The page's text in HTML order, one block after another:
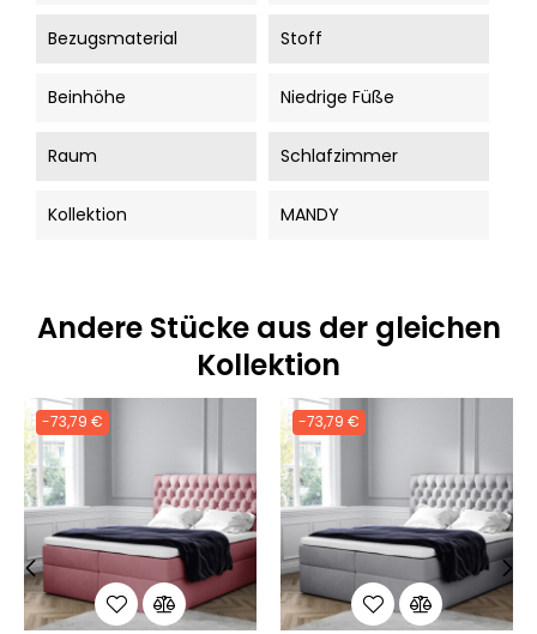
Bezugsmaterial Stoff
Beinhöhe Niedrige Füße
Raum Schlafzimmer
Kollektion MANDY
Andere Stücke aus der gleichen
Kollektion
-73,79 € -73,79 €
‹ ›